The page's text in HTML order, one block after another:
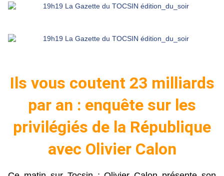
Ils vous coutent 23 milliards
par an : enquête sur les
privilégiés de la République
avec Olivier Calon